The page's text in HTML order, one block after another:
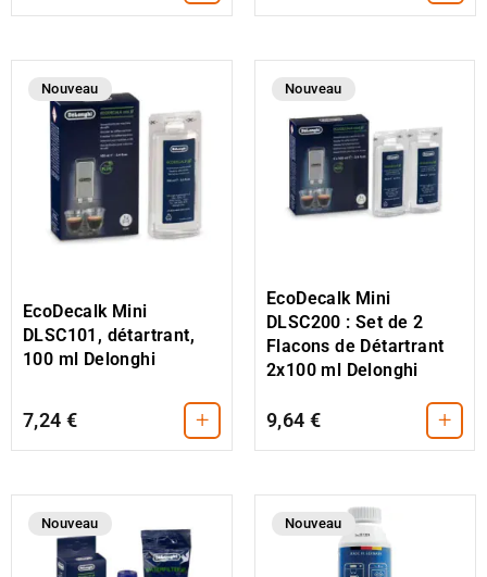
Nouveau
EcoDecalk Mini
DLSC101, détartrant,
100 ml Delonghi
7,24 € +
Nouveau
EcoDecalk Mini
DLSC200 : Set de 2
Flacons de Détartrant
2x100 ml Delonghi
9,64 € +
Nouveau Nouveau